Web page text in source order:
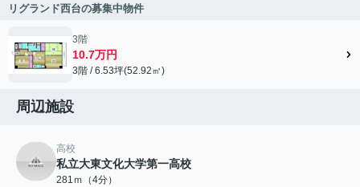
リグランド西台の募集中物件
3階
10.7万円
3階 / 6.53坪(52.92㎡)
周辺施設
高校
私立大東文化大学第一高校
281ｍ（4分）